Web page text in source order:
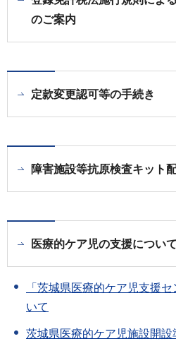
のご案内
定款変更認可等の手続き
障害施設等抗原検査キット
医療的ケア児の支援について
「茨城県医療的ケア児支援
いて
茨城県医療的ケア児施設開